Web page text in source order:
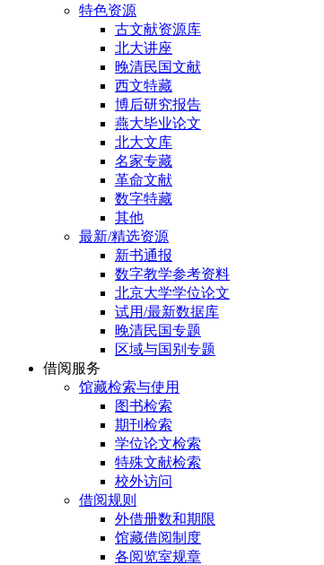
特色资源
古文献资源库
北大讲座
晚清民国文献
西文特藏
博后研究报告
燕大毕业论文
北大文库
名家专藏
革命文献
数字特藏
其他
最新/精选资源
新书通报
数字教学参考资料
北京大学学位论文
试用/最新数据库
晚清民国专题
区域与国别专题
借阅服务
馆藏检索与使用
图书检索
期刊检索
学位论文检索
特殊文献检索
校外访问
借阅规则
外借册数和期限
馆藏借阅制度
各阅览室规章